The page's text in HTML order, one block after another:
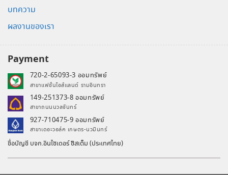
บทความ
ผลงานของเรา
Payment
720-2-65093-3 ออมทรัพย์
สาขาแฟชั่นไอส์แลนด์ รามอินทรา
149-251373-8 ออมทรัพย์
สาขาถนนนวลจันทร์
927-710475-9 ออมทรัพย์
สาขาเดอะวอล์ค เกษตร-นวมินทร์
ชื่อบัญชี บจก.อินไซเดอร์ ซิสเต็ม (ประเทศไทย)